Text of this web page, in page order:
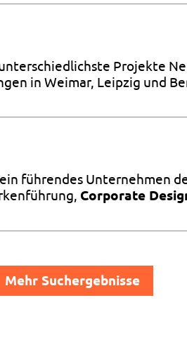
Projekte
in Weimar, Leipzig und
führendes Unternehmen
Corporate
Mehr Suchergebnisse